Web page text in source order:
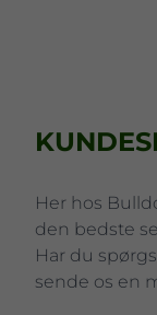
Her hos
den bedste
Har du
sende os en